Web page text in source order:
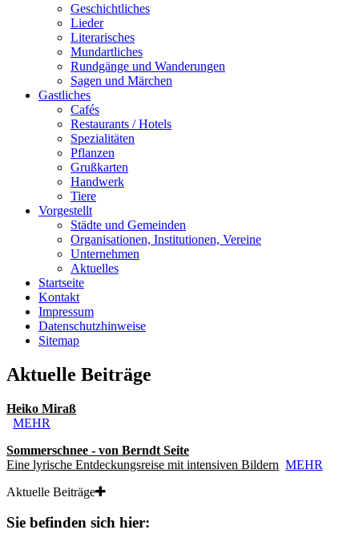
Geschichtliches
Lieder
Literarisches
Mundartliches
Rundgänge und Wanderungen
Sagen und Märchen
Gastliches
Cafés
Restaurants / Hotels
Spezialitäten
Pflanzen
Grußkarten
Handwerk
Tiere
Vorgestellt
Städte und Gemeinden
Organisationen, Institutionen, Vereine
Unternehmen
Aktuelles
Startseite
Kontakt
Impressum
Datenschutzhinweise
Sitemap
Aktuelle Beiträge
Heiko Miraß
MEHR
Sommerschnee - von Berndt Seite
Eine lyrische Entdeckungsreise mit intensiven Bildern MEHR
Aktuelle Beiträge
Sie befinden sich hier: